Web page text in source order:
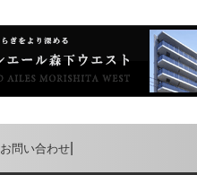
お問い合わせ